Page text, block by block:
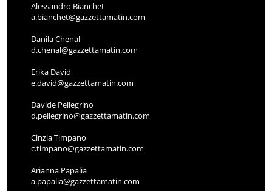
Alessandro Bianchet
a.bianchet@gazzettamatin.com
Danila Chenal
d.chenal@gazzettamatin.com
Erika David
e.david@gazzettamatin.com
Davide Pellegrino
d.pellegrino@gazzettamatin.com
Cinzia Timpano
c.timpano@gazzettamatin.com
Arianna Papalia
a.papalia@gazzettamatin.com